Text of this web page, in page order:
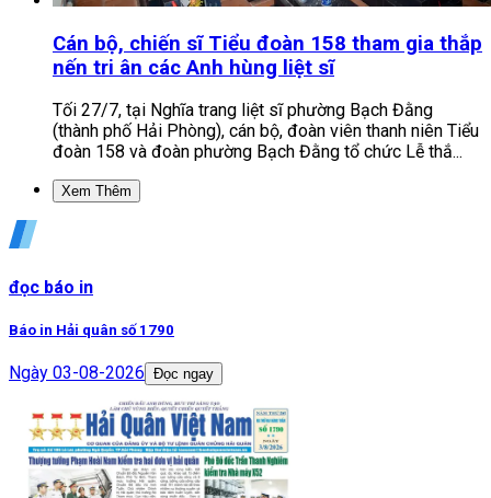
Cán bộ, chiến sĩ Tiểu đoàn 158 tham gia thắp
nến tri ân các Anh hùng liệt sĩ
Tối 27/7, tại Nghĩa trang liệt sĩ phường Bạch Đằng
(thành phố Hải Phòng), cán bộ, đoàn viên thanh niên Tiểu
đoàn 158 và đoàn phường Bạch Đằng tổ chức Lễ thắ...
Xem Thêm
đọc báo in
Báo in Hải quân số 1790
Ngày 03-08-2026 Đọc ngay